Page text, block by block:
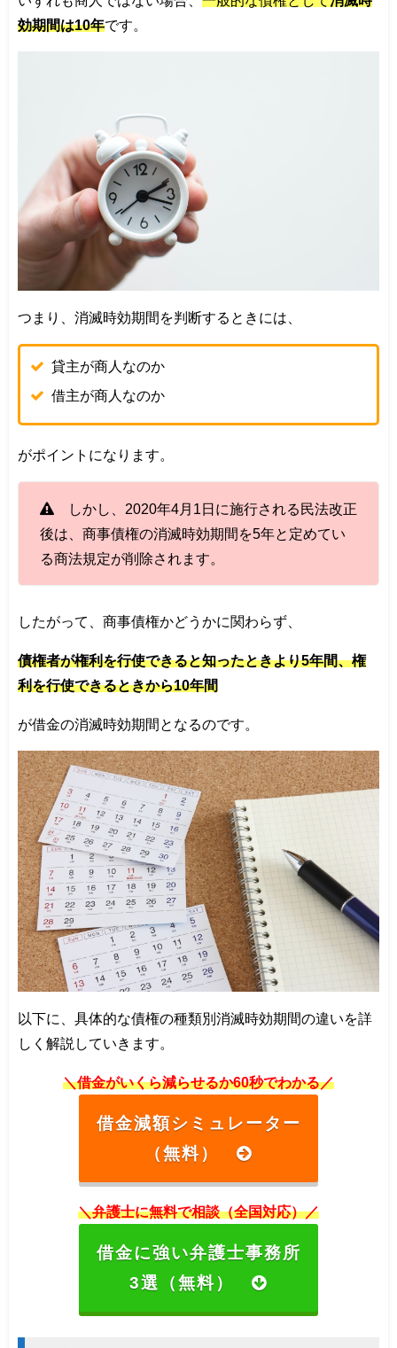
効期間は10年です。
つまり、消滅時効期間を判断するときには、
貸主が商人なのか
借主が商人なのか
がポイントになります。
しかし、2020年4月1日に施行される民法改正
後は、商事債権の消滅時効期間を5年と定めてい
る商法規定が削除されます。
したがって、商事債権かどうかに関わらず、
債権者が権利を行使できると知ったときより5年間、権
利を行使できるときから10年間
が借金の消滅時効期間となるのです。
以下に、具体的な債権の種類別消滅時効期間の違いを詳
しく解説していきます。
＼借金がいくら減らせるか60秒でわかる／
借金減額シミュレーター
（無料）
＼弁護士に無料で相談（全国対応）／
借金に強い弁護士事務所
3選（無料）